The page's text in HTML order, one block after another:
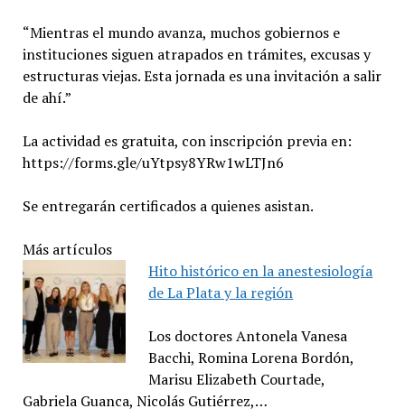
“Mientras el mundo avanza, muchos gobiernos e
instituciones siguen atrapados en trámites, excusas y
estructuras viejas. Esta jornada es una invitación a salir
de ahí.”
La actividad es gratuita, con inscripción previa en:
https://forms.gle/uYtpsy8YRw1wLTJn6
Se entregarán certificados a quienes asistan.
Más artículos
Hito histórico en la anestesiología
de La Plata y la región
Los doctores Antonela Vanesa
Bacchi, Romina Lorena Bordón,
Marisu Elizabeth Courtade,
Gabriela Guanca, Nicolás Gutiérrez,…